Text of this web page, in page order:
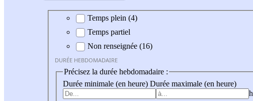
Durée hebdomadaire
Temps plein (4)
Temps partiel
Non renseignée (16)
DURÉE HEBDOMADAIRE
Précisez la durée hebdomadaire :
Durée minimale (en heure) Durée maximale (en heure)